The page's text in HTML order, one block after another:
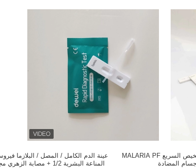
عينة الدم الكامل / المصل / البلازما
المناعة البشرية 1/2 + مصابة
مجموعات اختبار التشخيص السريع MALARIA PF